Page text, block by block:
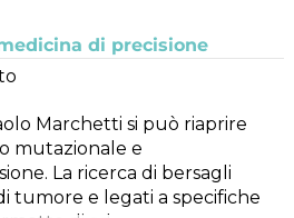
di precisione
Marchetti si può riaprire
mutazionale e
La ricerca di bersagli
tumore e legati a specifiche